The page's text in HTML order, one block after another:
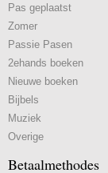
Pas geplaatst
Zomer
Passie Pasen
2ehands boeken
Nieuwe boeken
Bijbels
Muziek
Overige
Betaalmethodes